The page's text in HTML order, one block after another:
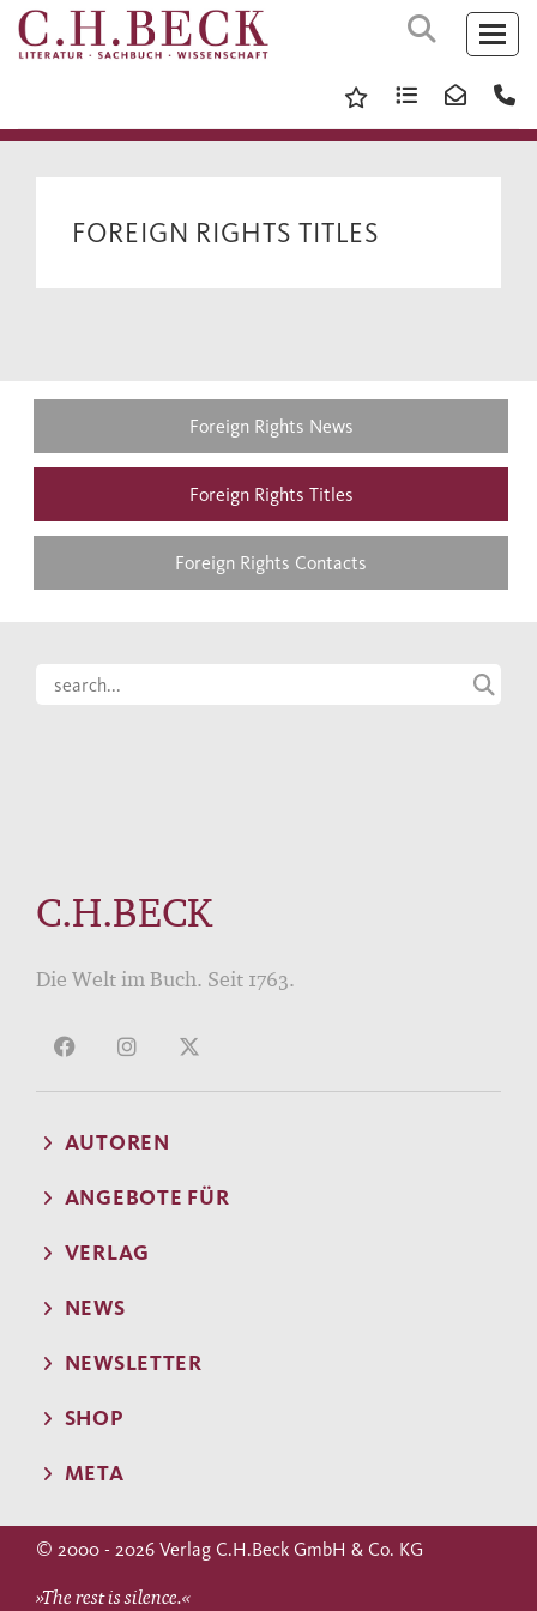
FOREIGN RIGHTS TITLES
Foreign Rights News
Foreign Rights Titles
Foreign Rights Contacts
C.H.BECK
Die Welt im Buch. Seit 1763.
AUTOREN
ANGEBOTE FÜR
VERLAG
NEWS
NEWSLETTER
SHOP
META
© 2000 - 2026 Verlag C.H.Beck GmbH & Co. KG
»The rest is silence.«